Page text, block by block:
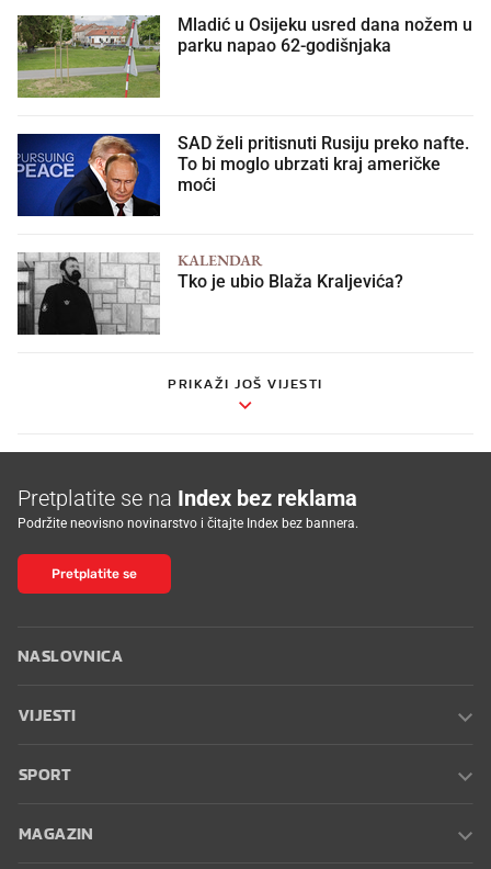
Mladić u Osijeku usred dana nožem u
parku napao 62-godišnjaka
SAD želi pritisnuti Rusiju preko nafte.
To bi moglo ubrzati kraj američke
moći
KALENDAR
Tko je ubio Blaža Kraljevića?
PRIKAŽI JOŠ VIJESTI
Pretplatite se na Index bez reklama
Podržite neovisno novinarstvo i čitajte Index bez bannera.
Pretplatite se
NASLOVNICA
VIJESTI
SPORT
MAGAZIN